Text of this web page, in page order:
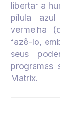
libertar a
pílula
vermelha
fazê-lo,
seus
programas
Matrix.